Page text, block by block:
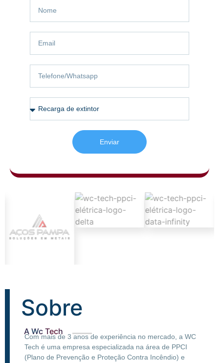
Enviar
Sobre
A Wc Tech
Com mais de 3 anos de experiência no mercado, a WC
Tech é uma empresa especializada na área de PPCI
(Plano de Prevenção e Proteção Contra Incêndio) e